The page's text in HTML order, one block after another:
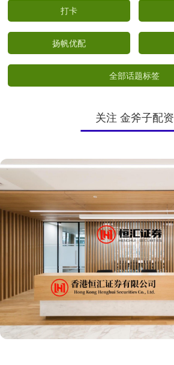
打卡
扬帆优配
全部话题标签
关注 金斧子配资